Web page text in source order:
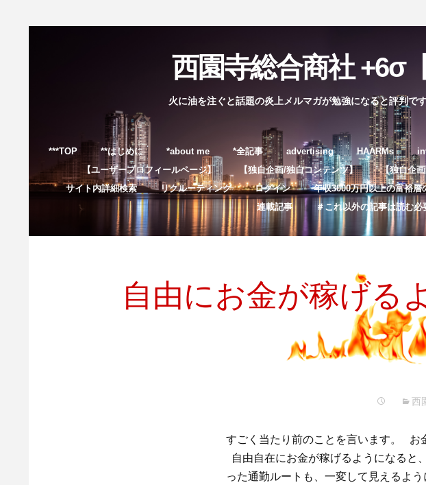
西園寺総合商社 +6σ
火に油を注ぐと話題の炎上メルマガが勉強になると評判で
***TOP **はじめに *about me *全記事 advertising HAARMs
【ユーザープロフィールページ】
【独自企画/独自コンテンツ】 【独自企
サイト内詳細検索
リクルーティング ログイン 年収3000万円以上の富裕層
連載記事
＃これ以外の記事は読む
自由にお金が稼げる
西
すごく当たり前のことを言います。 お
自由自在にお金が稼げるようになると
った通勤ルートも、一変して見えるよ